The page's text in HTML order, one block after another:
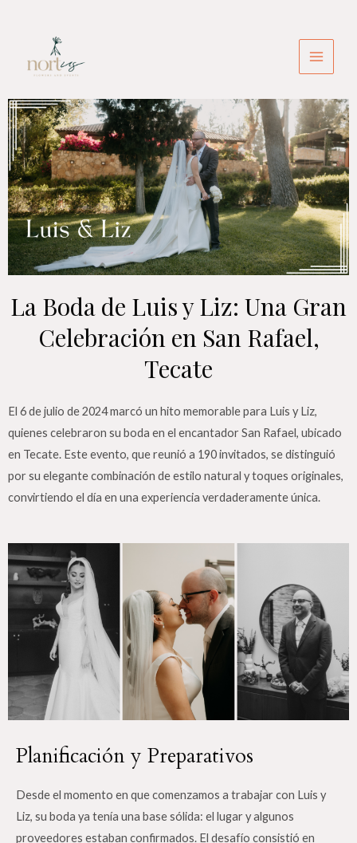
contenido
Menu
La Boda de Luis y Liz: Una Gran
Celebración en San Rafael,
Tecate
El 6 de julio de 2024 marcó un hito memorable para Luis y Liz,
quienes celebraron su boda en el encantador San Rafael, ubicado
en Tecate. Este evento, que reunió a 190 invitados, se distinguió
por su elegante combinación de estilo natural y toques originales,
convirtiendo el día en una experiencia verdaderamente única.
Planificación y Preparativos
Desde el momento en que comenzamos a trabajar con Luis y
Liz, su boda ya tenía una base sólida: el lugar y algunos
proveedores estaban confirmados. El desafío consistió en